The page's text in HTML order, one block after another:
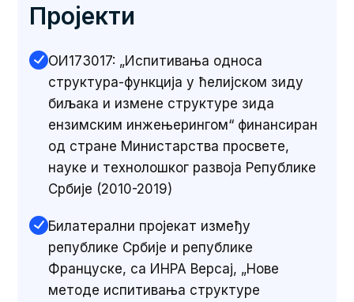
Пројекти
ОИ173017: „Испитивања односа
структура-функција у ћелијском зиду
биљака и измене структуре зида
ензимским инжењерингом“ финансиран
од стране Министарства просвете,
науке и технолошког развоја Републике
Србије (2010-2019)
Билатерални пројекат између
републике Србије и републике
Француске, са ИНРА Версај, „Нове
методе испитивања структуре